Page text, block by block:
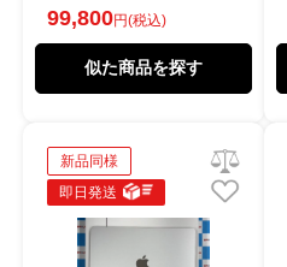
99,800円(税込)
似た商品を探す
新品同様
即日発送